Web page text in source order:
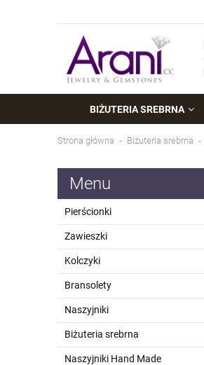
BIŻUTERIA SREBRNA
Strona główna Biżuteria srebrna
Menu
Pierścionki
Zawieszki
Kolczyki
Bransolety
Naszyjniki
Biżuteria srebrna
Naszyjniki Hand Made